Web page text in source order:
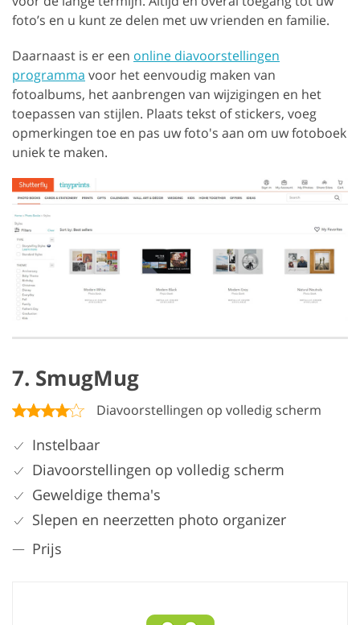
foto’s en u kunt ze delen met uw vrienden en familie.
Daarnaast is er een online diavoorstellingen
programma voor het eenvoudig maken van
fotoalbums, het aanbrengen van wijzigingen en het
toepassen van stijlen. Plaats tekst of stickers, voeg
opmerkingen toe en pas uw foto's aan om uw fotoboek
uniek te maken.
7. SmugMug
Diavoorstellingen op volledig scherm
Instelbaar
Diavoorstellingen op volledig scherm
Geweldige thema's
Slepen en neerzetten photo organizer
Prijs